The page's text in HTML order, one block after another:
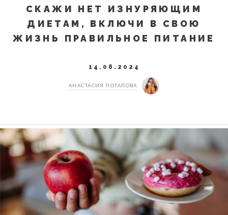
СКАЖИ НЕТ ИЗНУРЯЮЩИМ
ДИЕТАМ, ВКЛЮЧИ В СВОЮ
ЖИЗНЬ ПРАВИЛЬНОЕ ПИТАНИЕ
14.08.2024
АНАСТАСИЯ ПОТАПОВА